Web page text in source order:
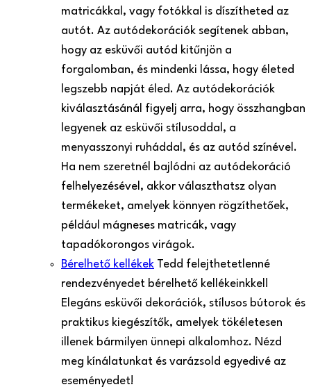
matricákkal, vagy fotókkal is díszítheted az
autót. Az autódekorációk segítenek abban,
hogy az esküvői autód kitűnjön a
forgalomban, és mindenki lássa, hogy életed
legszebb napját éled. Az autódekorációk
kiválasztásánál figyelj arra, hogy összhangban
legyenek az esküvői stílusoddal, a
menyasszonyi ruháddal, és az autód színével.
Ha nem szeretnél bajlódni az autódekoráció
felhelyezésével, akkor választhatsz olyan
termékeket, amelyek könnyen rögzíthetőek,
például mágneses matricák, vagy
tapadókorongos virágok.
Bérelhető kellékek Tedd felejthetetlenné
rendezvényedet bérelhető kellékeinkkel!
Elegáns esküvői dekorációk, stílusos bútorok és
praktikus kiegészítők, amelyek tökéletesen
illenek bármilyen ünnepi alkalomhoz. Nézd
meg kínálatunkat és varázsold egyedivé az
eseményedet!